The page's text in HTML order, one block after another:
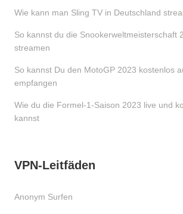
Wie kann man Sling TV in Deutschland
So kannst du die Snookerweltmeisterschaft
streamen
So kannst Du den MotoGP 2023 kostenlos
empfangen
Wie du die Formel-1-Saison 2023 live und
kannst
VPN-Leitfäden
Anonym Surfen